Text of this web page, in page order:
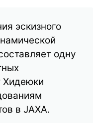
эскизного
одну
Хидеюки
в JAXA.